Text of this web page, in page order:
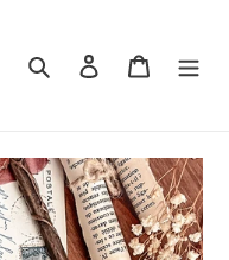
RechercherSe connecter
Panier